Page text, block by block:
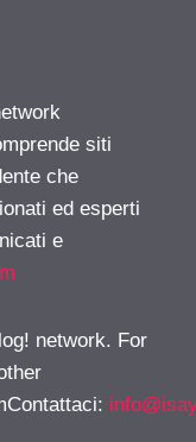
siti
che
ed esperti
e
network. For
: